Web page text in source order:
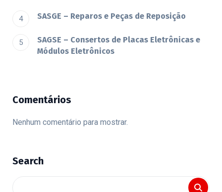
SASGE – Reparos e Peças de Reposição
SAGSE – Consertos de Placas Eletrônicas e
Módulos Eletrônicos
Comentários
Nenhum comentário para mostrar.
Search